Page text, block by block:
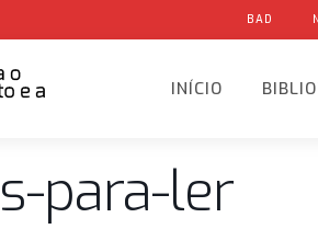
BAD
INÍCIO
para-ler